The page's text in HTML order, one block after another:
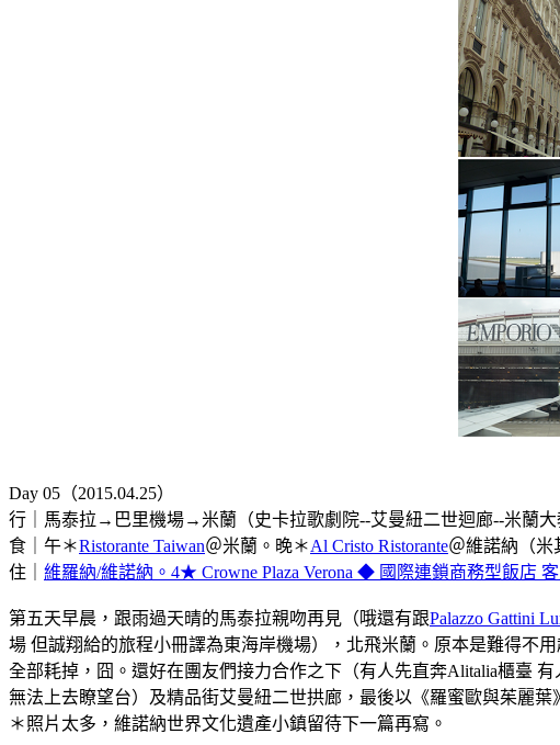
Day 05（2015.04.25）
行｜馬泰拉→巴里機場→米蘭（史卡拉歌劇院--艾曼紐二世迴廊--米蘭
食｜午＊Ristorante Taiwan＠米蘭。晚＊Al Cristo Ristorante＠維諾納（米
住｜ 維羅納/維諾納。4★ Crowne Plaza Verona ◆ 國際連鎖商務型飯店
第五天早晨，跟雨過天晴的馬泰拉親吻再見（哦還有跟Palazzo Gattini
場 但誠翔給的旅程小冊譯為東海岸機場），北飛米蘭。原本是難得不
全部耗掉，囧。還好在團友們接力合作之下（有人先直奔Alitalia櫃臺
無法上去瞭望台）及精品街艾曼紐二世拱廊，最後以《羅蜜歐與茱麗葉
＊照片太多，維諾納世界文化遺產小鎮留待下一篇再寫。